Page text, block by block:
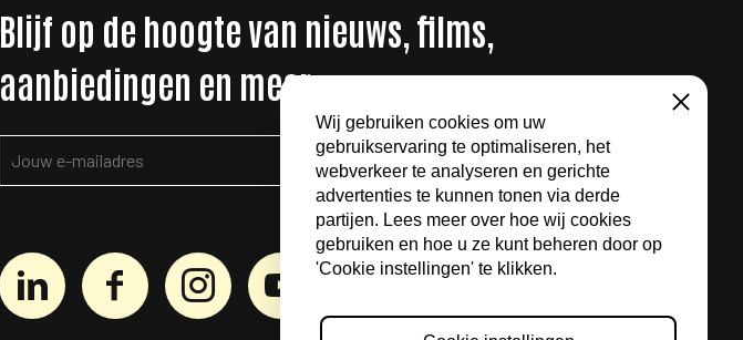
Blijf op de hoogte van nieuws, films,
aanbiedingen en meer
AANMELDEN
Wij gebruiken cookies om uw
gebruikservaring te optimaliseren, het
webverkeer te analyseren en gerichte
advertenties te kunnen tonen via derde
partijen. Lees meer over hoe wij cookies
gebruiken en hoe u ze kunt beheren door op
'Cookie instellingen' te klikken.